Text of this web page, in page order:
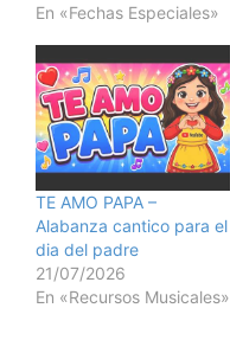
En «Fechas Especiales»
TE AMO PAPA –
Alabanza cantico para el
dia del padre
21/07/2026
En «Recursos Musicales»